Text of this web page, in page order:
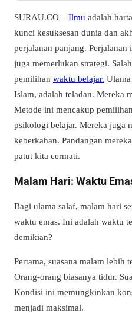
SURAU.CO – Ilmu adalah
kunci kesuksesan dunia dan
perjalanan panjang.
juga memerlukan strategi.
pemilihan waktu belajar.
Islam, adalah teladan. Mereka
Metode ini mencakup
psikologi belajar. Mereka juga
keberkahan. Pandangan
patut kita cermati.
Malam Hari: Waktu
Bagi ulama salaf, malam hari
waktu emas. Ini adalah waktu
demikian?
Pertama, suasana malam lebih
Orang-orang biasanya tidur.
Kondisi ini memungkinkan
menjadi maksimal.